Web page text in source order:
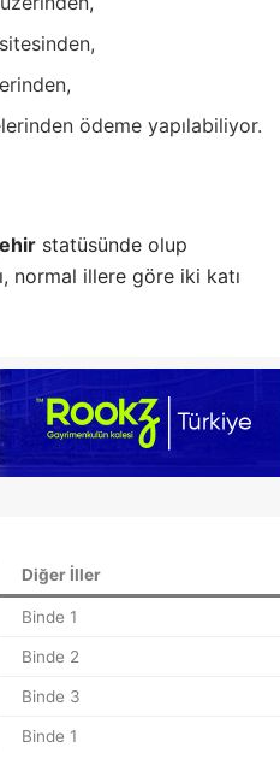
ödeme yapılabiliyor.
statüsünde olup
normal illere göre iki katı
Diğer İller
Binde 1
Binde 2
Binde 3
Binde 1